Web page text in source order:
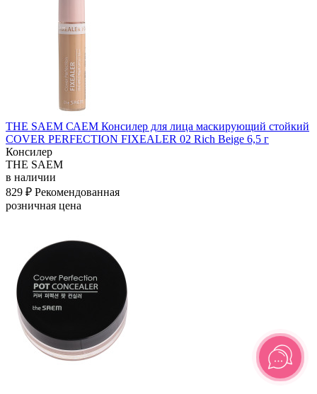
THE SAEM САЕМ Консилер для лица маскирующий стойкий
COVER PERFECTION FIXEALER 02 Rich Beige 6,5 г
Консилер
THE SAEM
в наличии
829 ₽ Рекомендованная
розничная цена